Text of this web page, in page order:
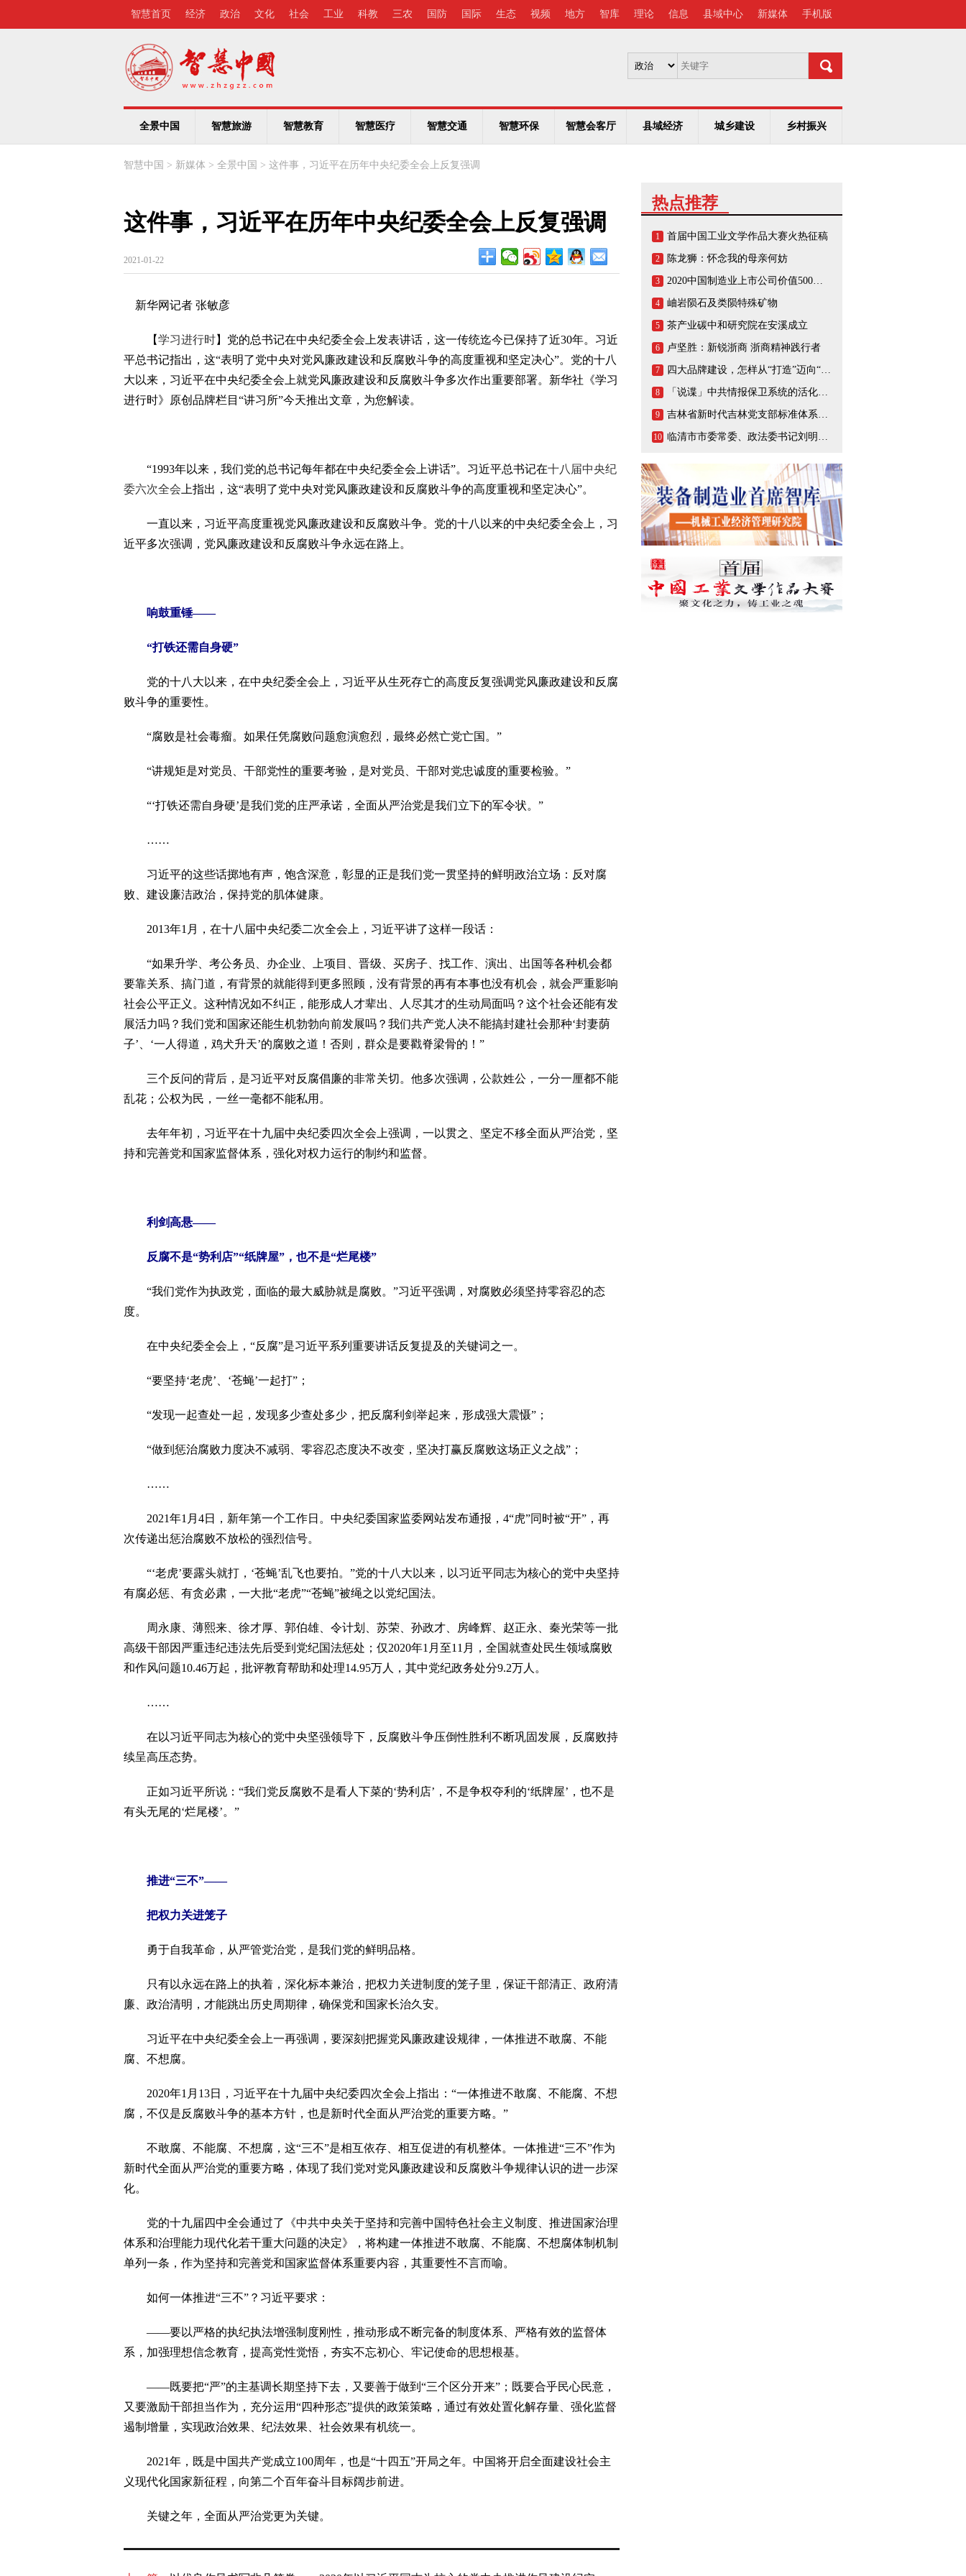
智慧首页 经济 政治 文化 社会 工业 科教 三农 国防 国际 生态 视频 地方 智库 理论 信息 县域中心 新媒体 手机版
全景中国 智慧旅游 智慧教育 智慧医疗 智慧交通 智慧环保 智慧会客厅 县域经济 城乡建设 乡村振兴
智慧中国 > 新媒体 > 全景中国 > 这件事，习近平在历年中央纪委全会上反复强调
这件事，习近平在历年中央纪委全会上反复强调
2021-01-22
新华网记者 张敏彦
【学习进行时】党的总书记在中央纪委全会上发表讲话，这一传统迄今已保持了近30年。习近
平总书记指出，这“表明了党中央对党风廉政建设和反腐败斗争的高度重视和坚定决心”。党的十八
大以来，习近平在中央纪委全会上就党风廉政建设和反腐败斗争多次作出重要部署。新华社《学习
进行时》原创品牌栏目“讲习所”今天推出文章，为您解读。
“1993年以来，我们党的总书记每年都在中央纪委全会上讲话”。习近平总书记在十八届中央纪
委六次全会 上指出，这“表明了党中央对党风廉政建设和反腐败斗争的高度重视和坚定决心”。
一直以来，习近平高度重视党风廉政建设和反腐败斗争。党的十八以来的中央纪委全会上，习
近平多次强调，党风廉政建设和反腐败斗争永远在路上。
响鼓重锤——
“打铁还需自身硬”
党的十八大以来，在中央纪委全会上，习近平从生死存亡的高度反复强调党风廉政建设和反腐
败斗争的重要性。
“腐败是社会毒瘤。如果任凭腐败问题愈演愈烈，最终必然亡党亡国。”
“讲规矩是对党员、干部党性的重要考验，是对党员、干部对党忠诚度的重要检验。”
“‘打铁还需自身硬’是我们党的庄严承诺，全面从严治党是我们立下的军令状。”
……
习近平的这些话掷地有声，饱含深意，彰显的正是我们党一贯坚持的鲜明政治立场：反对腐
败、建设廉洁政治，保持党的肌体健康。
2013年1月，在十八届中央纪委二次全会上，习近平讲了这样一段话：
“如果升学、考公务员、办企业、上项目、晋级、买房子、找工作、演出、出国等各种机会都
要靠关系、搞门道，有背景的就能得到更多照顾，没有背景的再有本事也没有机会，就会严重影响
社会公平正义。这种情况如不纠正，能形成人才辈出、人尽其才的生动局面吗？这个社会还能有发
展活力吗？我们党和国家还能生机勃勃向前发展吗？我们共产党人决不能搞封建社会那种‘封妻荫
子’、‘一人得道，鸡犬升天’的腐败之道！否则，群众是要戳脊梁骨的！”
三个反问的背后，是习近平对反腐倡廉的非常关切。他多次强调，公款姓公，一分一厘都不能
乱花；公权为民，一丝一毫都不能私用。
去年年初，习近平在十九届中央纪委四次全会上强调，一以贯之、坚定不移全面从严治党，坚
持和完善党和国家监督体系，强化对权力运行的制约和监督。
利剑高悬——
反腐不是“势利店”“纸牌屋”，也不是“烂尾楼”
“我们党作为执政党，面临的最大威胁就是腐败。”习近平强调，对腐败必须坚持零容忍的态
度。
在中央纪委全会上，“反腐”是习近平系列重要讲话反复提及的关键词之一。
“要坚持‘老虎’、‘苍蝇’一起打”；
“发现一起查处一起，发现多少查处多少，把反腐利剑举起来，形成强大震慑”；
“做到惩治腐败力度决不减弱、零容忍态度决不改变，坚决打赢反腐败这场正义之战”；
……
2021年1月4日，新年第一个工作日。中央纪委国家监委网站发布通报，4“虎”同时被“开”，再
次传递出惩治腐败不放松的强烈信号。
“‘老虎’要露头就打，‘苍蝇’乱飞也要拍。”党的十八大以来，以习近平同志为核心的党中央坚持
有腐必惩、有贪必肃，一大批“老虎”“苍蝇”被绳之以党纪国法。
周永康、薄熙来、徐才厚、郭伯雄、令计划、苏荣、孙政才、房峰辉、赵正永、秦光荣等一批
高级干部因严重违纪违法先后受到党纪国法惩处；仅2020年1月至11月，全国就查处民生领域腐败
和作风问题10.46万起，批评教育帮助和处理14.95万人，其中党纪政务处分9.2万人。
……
在以习近平同志为核心的党中央坚强领导下，反腐败斗争压倒性胜利不断巩固发展，反腐败持
续呈高压态势。
正如习近平所说：“我们党反腐败不是看人下菜的‘势利店’，不是争权夺利的‘纸牌屋’，也不是
有头无尾的‘烂尾楼’。”
推进“三不”——
把权力关进笼子
勇于自我革命，从严管党治党，是我们党的鲜明品格。
只有以永远在路上的执着，深化标本兼治，把权力关进制度的笼子里，保证干部清正、政府清
廉、政治清明，才能跳出历史周期律，确保党和国家长治久安。
习近平在中央纪委全会上一再强调，要深刻把握党风廉政建设规律，一体推进不敢腐、不能
腐、不想腐。
2020年1月13日，习近平在十九届中央纪委四次全会上指出：“一体推进不敢腐、不能腐、不想
腐，不仅是反腐败斗争的基本方针，也是新时代全面从严治党的重要方略。”
不敢腐、不能腐、不想腐，这“三不”是相互依存、相互促进的有机整体。一体推进“三不”作为
新时代全面从严治党的重要方略，体现了我们党对党风廉政建设和反腐败斗争规律认识的进一步深
化。
党的十九届四中全会通过了《中共中央关于坚持和完善中国特色社会主义制度、推进国家治理
体系和治理能力现代化若干重大问题的决定》，将构建一体推进不敢腐、不能腐、不想腐体制机制
单列一条，作为坚持和完善党和国家监督体系重要内容，其重要性不言而喻。
如何一体推进“三不”？习近平要求：
——要以严格的执纪执法增强制度刚性，推动形成不断完备的制度体系、严格有效的监督体
系，加强理想信念教育，提高党性觉悟，夯实不忘初心、牢记使命的思想根基。
——既要把“严”的主基调长期坚持下去，又要善于做到“三个区分开来”；既要合乎民心民意，
又要激励干部担当作为，充分运用“四种形态”提供的政策策略，通过有效处置化解存量、强化监督
遏制增量，实现政治效果、纪法效果、社会效果有机统一。
2021年，既是中国共产党成立100周年，也是“十四五”开局之年。中国将开启全面建设社会主
义现代化国家新征程，向第二个百年奋斗目标阔步前进。
关键之年，全面从严治党更为关键。
热点推荐
1 首届中国工业文学作品大赛火热征稿
2 陈龙狮：怀念我的母亲何妨
3 2020中国制造业上市公司价值500强榜单
4 岫岩陨石及类陨特殊矿物
5 茶产业碳中和研究院在安溪成立
6 卢坚胜：新锐浙商 浙商精神践行者
7 四大品牌建设，怎样从“打造”迈向“打响”
8 「说谍」中共情报保卫系统的活化石，一生战斗在情报战线的陈养山
9 吉林省新时代吉林党支部标准体系（BTX）建设把基层党支部打造成坚强的战斗堡垒
10 临清市市委常委、政法委书记刘明峰领导一行莅临连城智造小镇·烟店轴承产业园调研指导